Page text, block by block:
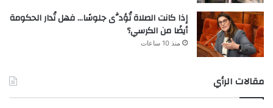
إذا كانت الصلاة تُؤدَّى جلوسًا… فهل تُدار الحكومة
أيضًا من الكرسي؟
منذ 10 ساعات
مقالات الرأي